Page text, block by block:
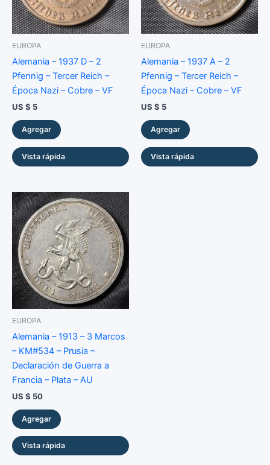
EUROPA
Alemania – 1937 D – 2
Pfennig – Tercer Reich –
Época Nazi – Cobre – VF
US $ 5
Agregar
Vista rápida
EUROPA
Alemania – 1937 A – 2
Pfennig – Tercer Reich –
Época Nazi – Cobre – VF
US $ 5
Agregar
Vista rápida
EUROPA
Alemania – 1913 – 3 Marcos
– KM#534 – Prusia –
Declaración de Guerra a
Francia – Plata – AU
US $ 50
Agregar
Vista rápida